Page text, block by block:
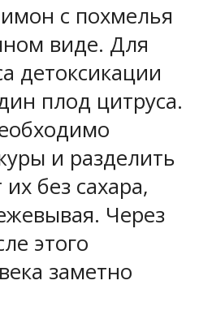
с похмелья
виде. Для
детоксикации
плод цитруса.
и разделить
без сахара,
Через
этого
заметно